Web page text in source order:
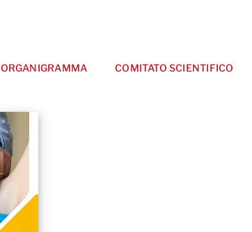
ORGANIGRAMMA COMITATO SCIENTIFICO